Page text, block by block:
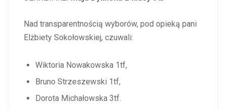
Nad transparentnością wyborów, pod opieką pani
Elżbiety Sokołowskiej, czuwali:
Wiktoria Nowakowska 1tf,
Bruno Strzeszewski 1tf,
Dorota Michałowska 3tf.